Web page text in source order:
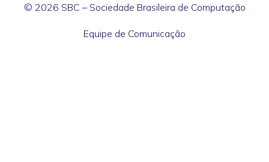
© 2026 SBC – Sociedade Brasileira de Computação
Equipe de Comunicação